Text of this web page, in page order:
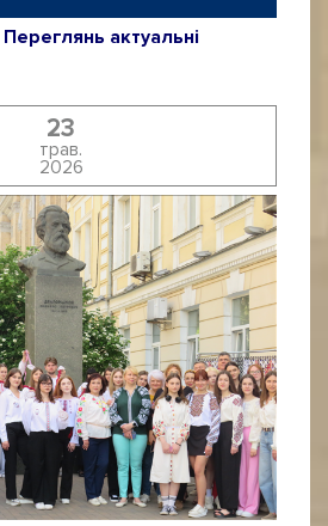
актуальні
23
трав.
2026